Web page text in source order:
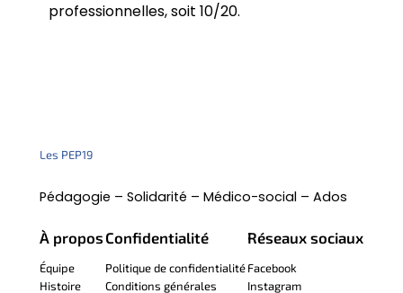
professionnelles, soit 10/20.
Les PEP19
Pédagogie – Solidarité – Médico-social – Ados
À propos
Équipe
Histoire
Confidentialité
Politique de confidentialité
Conditions générales
Réseaux sociaux
Facebook
Instagram